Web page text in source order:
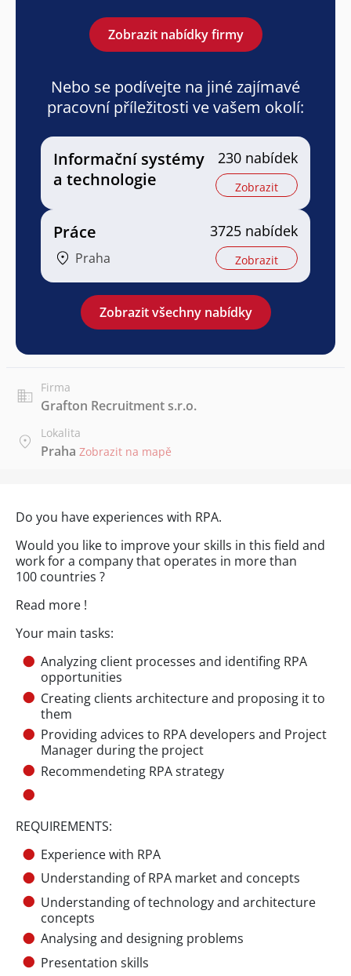
Zobrazit nabídky firmy
Nebo se podívejte na jiné zajímavé
pracovní příležitosti ve vašem okolí:
Informační systémy
a technologie
230 nabídek
Zobrazit
Práce
Praha
3725 nabídek
Zobrazit
Zobrazit všechny nabídky
Firma
Grafton Recruitment s.r.o.
Lokalita
Praha Zobrazit na mapě
Do you have experiences with RPA.
Would you like to improve your skills in this field and
work for a company that operates in more than
100 countries ?
Read more !
Your main tasks:
Analyzing client processes and identifing RPA
opportunities
Creating clients architecture and proposing it to
them
Providing advices to RPA developers and Project
Manager during the project
Recommendeting RPA strategy
REQUIREMENTS:
Experience with RPA
Understanding of RPA market and concepts
Understanding of technology and architecture
concepts
Analysing and designing problems
Presentation skills